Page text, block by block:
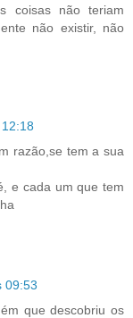
coisas não teriam
não existir, não
razão,se tem a sua
e cada um que tem
09:53
que descobriu os